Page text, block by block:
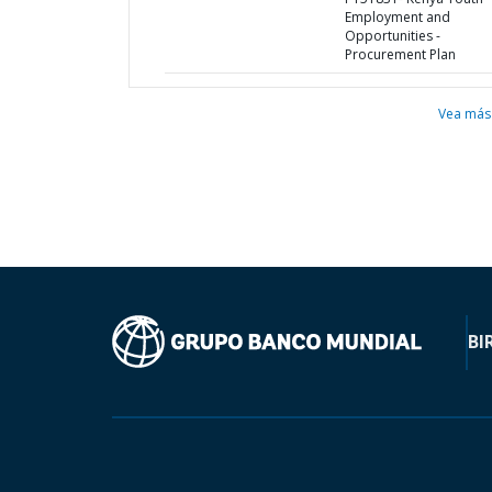
Employment and
Opportunities -
Procurement Plan
Vea más